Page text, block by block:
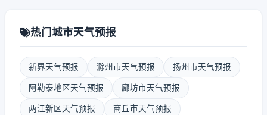
热门城市天气预报
新界天气预报 滁州市天气预报 扬州市天气预报
阿勒泰地区天气预报 廊坊市天气预报
两江新区天气预报 商丘市天气预报